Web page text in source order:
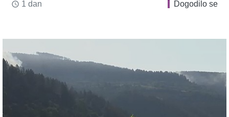
access_time 1 dan Dogodilo se